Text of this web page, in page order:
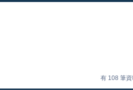
有 108 筆